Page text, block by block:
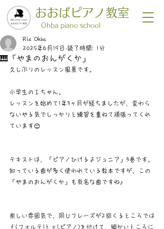
おおばピアノ教室
​Ohba piano school
🎹「やまのおんがくか」
Rie Ohba
2025年6月19日 読了時間: 1分
久しぶりのレッスン風景です。
小学生のＩちゃん。
レッスンを始めて1年3ヶ月が経ちましたが、変わら
ないやる気でしっかりと練習を重ねて頑張ってくれ
ています😊
テキストは、「ピアノひけるよジュニア」3巻です。
知っている曲が多く使われている教本ですが、この
「やまのおんがくか」も有名な曲ですね♪
楽しい雰囲気で、同じフレーズが2回くるところでは
ｆ(フォルテ)とｐ(ピアノ)を付けて、細かいところに